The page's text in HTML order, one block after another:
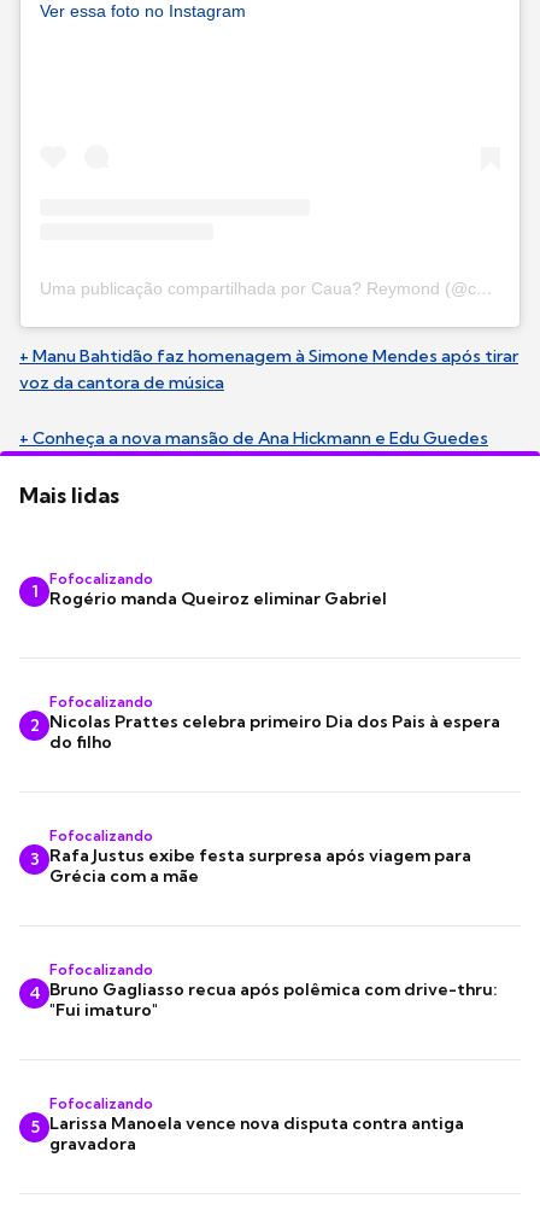
Ver essa foto no Instagram
Uma publicação compartilhada por Caua? Reymond (@cauareymond)
+ Manu Bahtidão faz homenagem à Simone Mendes após tirar
voz da cantora de música
+ Conheça a nova mansão de Ana Hickmann e Edu Guedes
Mais lidas
1
Fofocalizando
Rogério manda Queiroz eliminar Gabriel
2
Fofocalizando
Nicolas Prattes celebra primeiro Dia dos Pais à espera
do filho
3
Fofocalizando
Rafa Justus exibe festa surpresa após viagem para
Grécia com a mãe
4
Fofocalizando
Bruno Gagliasso recua após polêmica com drive-thru:
"Fui imaturo"
5
Fofocalizando
Larissa Manoela vence nova disputa contra antiga
gravadora